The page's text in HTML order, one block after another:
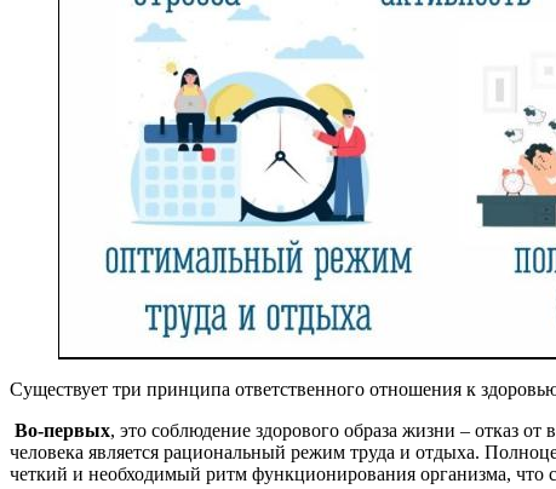
Существует три принципа ответственного отношения к
Во-первых, это соблюдение здорового образа жизни – отказ
человека является рациональный режим труда и отдыха.
четкий и необходимый ритм функционирования организма, что